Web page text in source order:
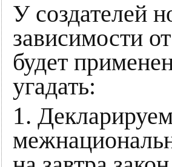
У создателей
зависимости
будет
угадать:
1.